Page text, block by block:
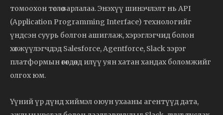
томоохон төслөө зарлалаа. Энэхүү шинэчлэлт нь API
(Application Programming Interface) технологийг
үндсэн суурь болгон ашиглаж, хэрэглэгчид болон
хөгжүүлэгчдэд Salesforce, Agentforce, Slack зэрэг
платформын өгөгдөлд илүү уян хатан хандах боломжийг
олгох юм.
Үүний үр дүнд хиймэл оюун ухааны агентүүд дата,